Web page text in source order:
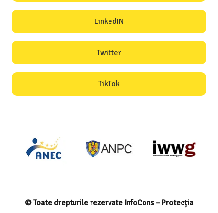
LinkedIN
Twitter
TikTok
© Toate drepturile rezervate InfoCons – Protecția